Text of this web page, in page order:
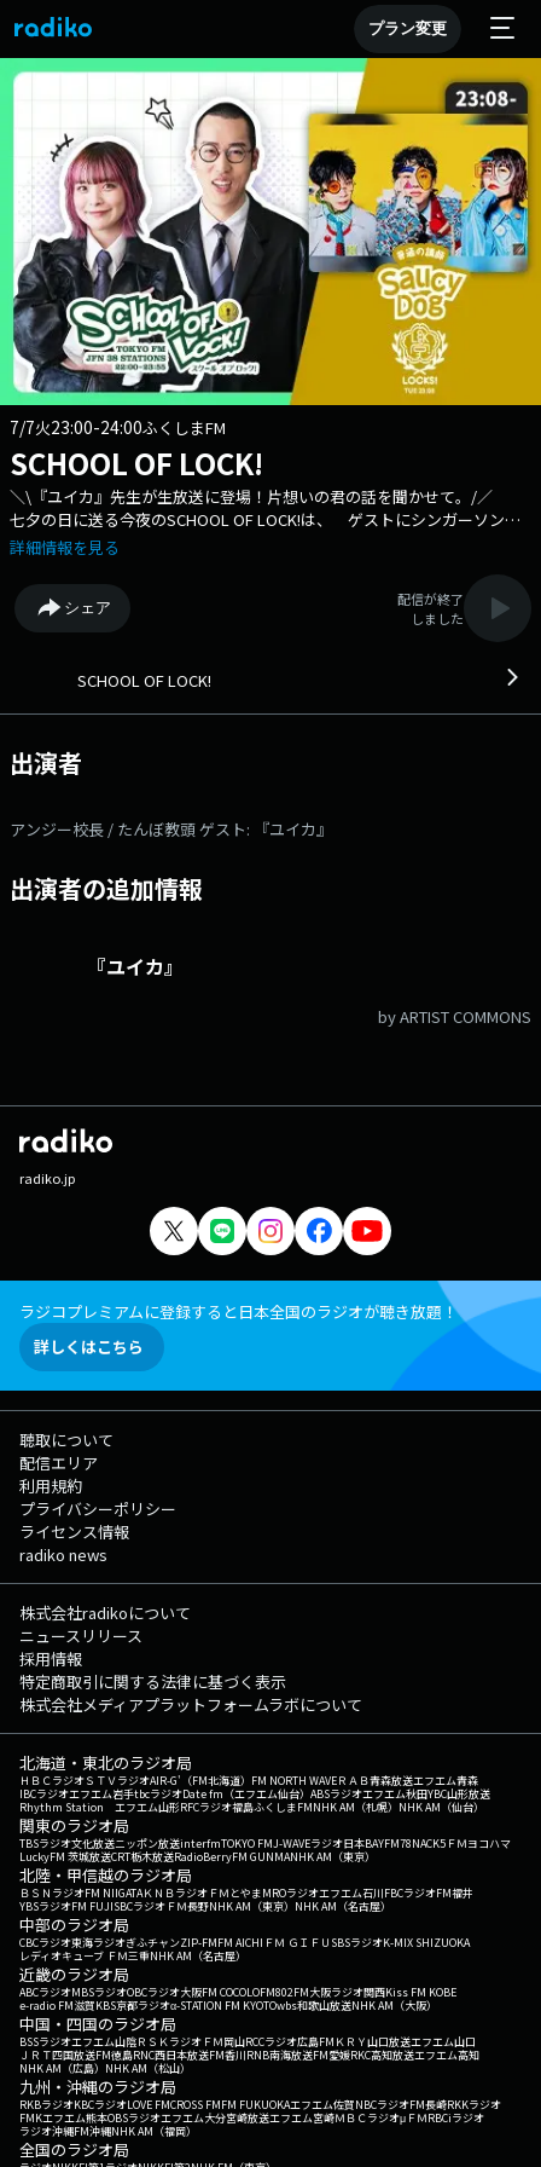
プラン変更
7/7火23:00-24:00ふくしまFM
SCHOOL OF LOCK!
＼\『ユイカ』先生が生放送に登場！片想いの君の話を聞かせて。/／
七夕の日に送る今夜のSCHOOL OF LOCK!は、 ゲストにシンガーソング
ライター『ユイカ』先生が来校！ お届けする授業は「恋は見えな
片思いをしているけど、両思いになれるかどうか正直分からない。 今夜
はそんな、先が見えない恋に悩んでいる生徒の相談に乗っていきま
す。 メッセージは学校掲示板・メール・LINEで募集。 生放送中に電
へのメッセージはコチラから!--- ◇学校掲示板に書き込む（掲示板は登
の時間割】 ▽22:00～『生放送教室①』＜アンジー校長・たんぼ教頭・
『ユイカ』＞ ▽22:18頃～ 『コレサワLOCKS!』＜コレサワ＞ ▽22:30
▽22:55頃～(一部地域を除き)『リズム＆メモリー』 ▽23:00～『描け！
未来の青写真 Blue Print supported by MIZUHO』 ▽23:08頃～『Saucy
長・たんぼ教頭・『ユイカ』＞ SCHOOL OF LOCK!は毎日入れ替わりで
▽22:15頃～『コレサワLOCKS!』 毎月1週目は、我が校の “歌う保健室の
講師” コレサワ先生による「コレサワLOCKS!」が開講！ 今夜はコレサ
日！遠距離恋愛に悩んでいる生徒に逆電していきます♡ 逆電で授業に
の "恋バナ書き込み" 待ってます！ Xでは「#コレサワLOCKS」でポス
メールフォーム ★コレサワLOCKS!の放送後記は▶︎コチラから!
▽22:55頃～(一部地域を除き)『リズム＆メモリー』 日々の勉強で！受験
勉強で！ なかなか覚えられない “暗記もの” をリズム１つでメモリーし
ていく新授業。 リズムに乗せて、どんどん暗記していこう！ ◇特設サ
イト ▽23:00〜23:06 「描け！未来の青写真 Blue Print supported by
MIZUHO」 君の青さは、未来の可能性を示す挑戦者の証。 君が描く
青写真は、未来の君を映し出す。 君が描いている青き "夢" に、アン
ジー校長・たんぼ教頭がエールを送っていきます！ 紹介した生徒には、
オリジナルデザインのクオカードペイ3,000円分をプレゼント！ メッ
セージは特設サイトのメールフォームか、SNSのXで受け付け中！ Xでポ
ストする時はSCHOOL OF LOCK!の公式Xをフォローして、 #スクールオ
ブロック / #ブループリント をつけてエピソードとともにポストしてくだ
さい。 さらに君のエピソードが、 みずほフィナンシャルグループの公
式TiktokとInstagramで展開中のショートドラマ 「青くていいんだ。」
内でショートドラマ化されるかもしれません！ ▽23:08頃～『Saucy
LOCKS!』＜Saucy Dog＞ 毎週火曜日は、みんなの普通を受け止め
る！ 普通の講師・Saucy Dog先生による「Saucy LOCKS!」 今夜の
あり、生徒のみんなの「全て」。 日常の楽しかったことやうれしかった
こと、しんどかったことなど、何でもOKです！ Saucy LOCKS!掲示板へ
の書き込み、またはメールで送ってください！ 普通のど真ん中を決め
る「普通of普通」 生徒の「しんどいな～」と思っていることを聞く「普
通にしんどい」 Saucy Dog先生への質問や話したいことなどは「普通に
聴きたい」まで！ ★Saucy LOCKS!掲示板へ ★Saucy Dog先生へのメ
ールはコチラ! ★Saucy LOCKS!の放送後記は▶︎コチラから! ◎番組公
式SNSもチェックしてね! ◇Twitter ◇LINE ◇YouTube ◇TikTok
◇Instagram ▽23:00〜 【 描け！未来の青写真 Blue Print supported
by MIZUHO 】 君の青さは、未来の可能性を示す挑戦者の証。君が描く
青写真は、未来の君を映し出す。 この授業では、生徒の君が描いてい
る青き「夢」に大きなエールを送って行きます。 番組でメッセージを
紹介された生徒にはオリジナルQUOカードPay 3,000円分をプレゼン
ト！ ▽23:10〜 【 Saucy LOCKS! 】 毎週火曜日は、みんなの普通を
受け止める！ 普通の講師・Saucy Dog先生による「Saucy
LOCKS!」 ▽23:55〜 【 矢沢永吉 Sweet Rock'n'Roll 】 半世紀以上に
わたって常に音楽シーンの第一線で活躍し、走り続ける矢沢永吉。 今年
のMUSIC AWARDS JAPANでも、圧巻のレジェンド・パフォーマンスを披
露してくれました。 1975年のソロ・デビューから50年となる節目の年
に、時に甘く、時に大胆に、あなたを包んでくれる、彼の魅力あるサウン
ドに酔いしれてみませんか？ 本日のゲスト： 『ユイカ』 番組
Webサイト：https://www.tfm.co.jp/lock メッセージフォーム：
https://www.tfm.co.jp/lock/mail/ FAX：03-3221-1800 Xハッシュタグ
は「#スクールオブロック」 Xアカウントは「@sol_info」
詳細情報を見る
シェア
配信が終了
しました
SCHOOL OF LOCK!
出演者
アンジー校長 / たんぼ教頭 ゲスト: 『ユイカ』
出演者の追加情報
『ユイカ』
by ARTIST COMMONS
radiko.jp
ラジコプレミアムに登録すると日本全国のラジオが聴き放題！
詳しくはこちら
聴取について
配信エリア
利用規約
プライバシーポリシー
ライセンス情報
radiko news
株式会社radikoについて
ニュースリリース
採用情報
特定商取引に関する法律に基づく表示
株式会社メディアプラットフォームラボについて
北海道・東北のラジオ局
ＨＢＣラジオＳＴＶラジオAIR-G'（FM北海道） FM NORTH WAVEＲＡＢ青森放送エフエム青森
IBCラジオエフエム岩手tbcラジオDate fm（エフエム仙台） ABSラジオエフエム秋田YBC山形放送
Rhythm Station エフエム山形RFCラジオ福島ふくしまFMNHK AM（札幌） NHK AM（仙台）
関東のラジオ局
TBSラジオ文化放送ニッポン放送interfmTOKYO FMJ-WAVEラジオ日本BAYFM78NACK5 ＦＭヨコハマ
LuckyFM 茨城放送CRT栃木放送RadioBerryFM GUNMANHK AM（東京）
北陸・甲信越のラジオ局
ＢＳＮラジオFM NIIGATAＫＮＢラジオ ＦＭとやまMROラジオエフエム石川FBCラジオFM福井
YBSラジオFM FUJISBCラジオ ＦＭ長野NHK AM（東京） NHK AM（名古屋）
中部のラジオ局
CBCラジオ東海ラジオぎふチャンZIP-FMFM AICHI ＦＭ ＧＩＦＵ SBSラジオK-MIX SHIZUOKA
レディオキューブ ＦＭ三重NHK AM（名古屋）
近畿のラジオ局
ABCラジオMBSラジオOBCラジオ大阪FM COCOLOFM802FM大阪ラジオ関西Kiss FM KOBE
e-radio FM滋賀KBS京都ラジオα-STATION FM KYOTOwbs和歌山放送NHK AM（大阪）
中国・四国のラジオ局
BSSラジオエフエム山陰ＲＳＫラジオ ＦＭ岡山RCCラジオ広島FM ＫＲＹ山口放送エフエム山口
ＪＲＴ四国放送FM徳島RNC西日本放送FM香川RNB南海放送FM愛媛RKC高知放送エフエム高知
NHK AM（広島） NHK AM（松山）
九州・沖縄のラジオ局
RKBラジオKBCラジオLOVE FMCROSS FMFM FUKUOKAエフエム佐賀NBCラジオFM長崎RKKラジオ
FMKエフエム熊本OBSラジオエフエム大分宮崎放送エフエム宮崎ＭＢＣラジオμＦＭRBCiラジオ
ラジオ沖縄FM沖縄NHK AM（福岡）
全国のラジオ局